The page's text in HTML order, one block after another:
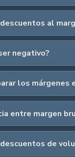
al
negativo?
los
entre margen
de